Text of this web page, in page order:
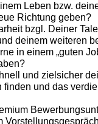
Leben bzw.
Richtung geben?
bzgl. Deiner
deinem weiteren
in einem „guten
und zielsicher
finden und das